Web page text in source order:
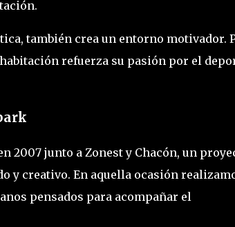
también crea un entorno motivador.
refuerza su pasión por el
2007 junto a Zonest y Chacón, un
y creativo. En aquella ocasión
pensados para acompañar el